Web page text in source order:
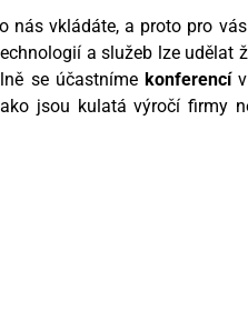
nás vkládáte, a proto pro
a služeb lze udělat
se účastnímekonferencív
jsou kulatá výročí firmy